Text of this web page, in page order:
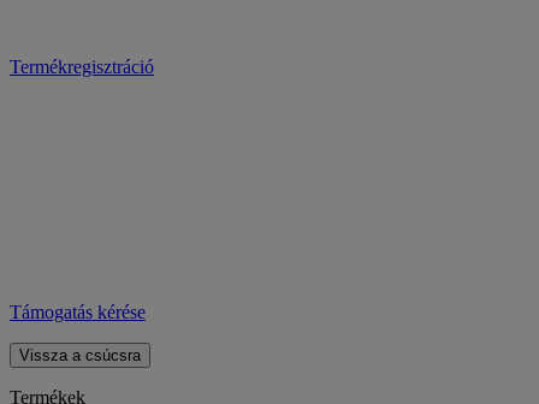
Termékregisztráció
Támogatás kérése
Vissza a csúcsra
Termékek